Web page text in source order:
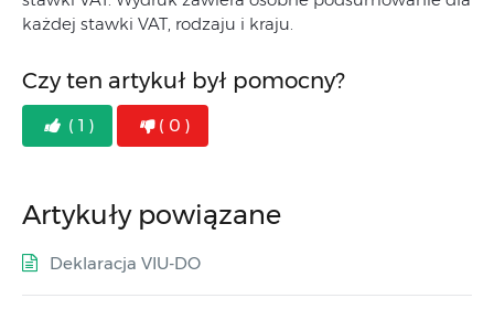
każdej stawki VAT, rodzaju i kraju.
Czy ten artykuł był pomocny?
( 1 ) ( 0 )
Artykuły powiązane
Deklaracja VIU-DO